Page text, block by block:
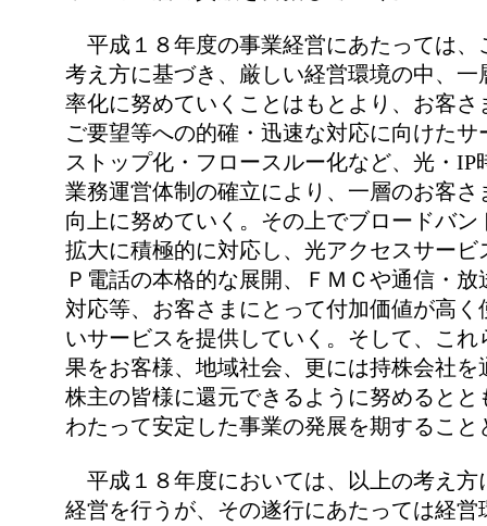
平成１８年度の事業経営にあたっては、
考え方に基づき、厳しい経営環境の中、一
率化に努めていくことはもとより、お客さ
ご要望等への的確・迅速な対応に向けたサ
ストップ化・フロースルー化など、光・IP
業務運営体制の確立により、一層のお客さ
向上に努めていく。その上でブロードバン
拡大に積極的に対応し、光アクセスサービ
Ｐ電話の本格的な展開、ＦＭＣや通信・放
対応等、お客さまにとって付加価値が高く
いサービスを提供していく。そして、これ
果をお客様、地域社会、更には持株会社を
株主の皆様に還元できるように努めるとと
わたって安定した事業の発展を期すること
平成１８年度においては、以上の考え方
経営を行うが、その遂行にあたっては経営